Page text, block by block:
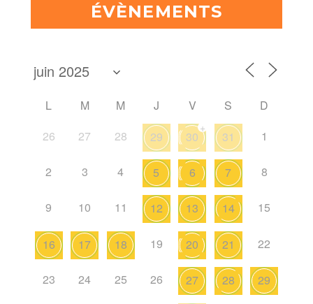
ÉVÈNEMENTS
L M M J V S
D
26
27 28 29 30
+
31 1
2 3 4 5 6 7 8
9 10 11 12 13 14 15
16 17 18 19 20 21 22
23 24 25 26 27 28 29